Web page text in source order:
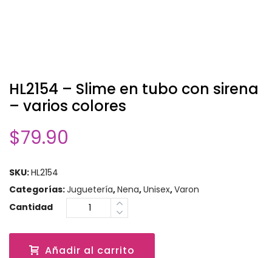
HL2154 – Slime en tubo con sirena
– varios colores
$79.90
SKU:HL2154
Categorías:Juguetería,Nena,Unisex,Varon
Cantidad
Añadir al carrito